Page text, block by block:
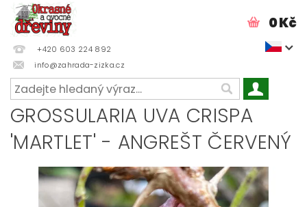
+420 603 224 892
info@zahrada-zizka.cz
0 Kč
GROSSULARIA UVA CRISPA
'MARTLET' - ANGREŠT ČERVENÝ